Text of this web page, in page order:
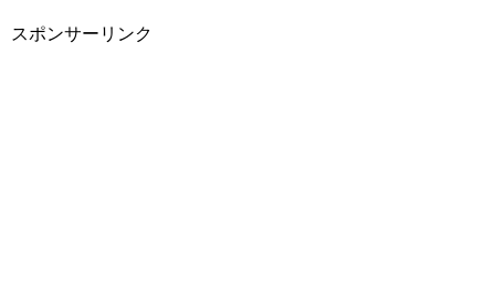
スポンサーリンク